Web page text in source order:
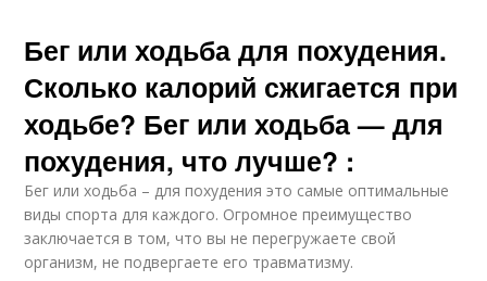
Бег или ходьба для похудения.
Сколько калорий сжигается при
ходьбе? Бег или ходьба — для
похудения, что лучше? :
Бег или ходьба – для похудения это самые оптимальные
виды спорта для каждого. Огромное преимущество
заключается в том, что вы не перегружаете свой
организм, не подвергаете его травматизму.